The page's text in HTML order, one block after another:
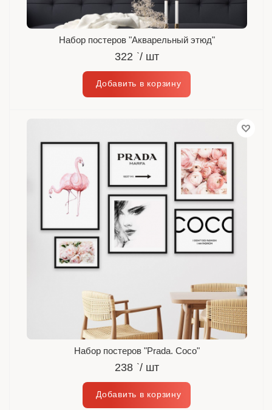
Набор постеров "Акварельный этюд"
322 `/ шт
Набор постеров "Prada. Coco"
238`/ шт